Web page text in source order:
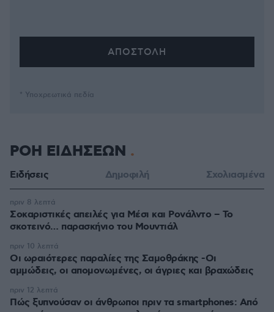
* Υποχρεωτικά πεδία
ΡΟΗ ΕΙΔΗΣΕΩΝ
Ειδήσεις Δημοφιλή Σχολιασμένα
Σοκαριστικές απειλές για Μέσι και Ρονάλντο – Το
σκοτεινό… παρασκήνιο του Μουντιάλ
πριν 8 λεπτά
Οι ωραιότερες παραλίες της Σαμοθράκης -Οι
αμμώδεις, οι απομονωμένες, οι άγριες και βραχώδεις
πριν 10 λεπτά
Πώς ξυπνούσαν οι άνθρωποι πριν τα smartphones: Από
πριν 12 λεπτά